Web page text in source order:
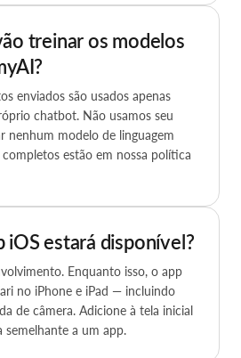
treinar os modelos
enviados são usados apenas
chatbot. Não usamos seu
nenhum modelo de linguagem
estão em nossa política
iOS estará disponível?
Enquanto isso, o app
no iPhone e iPad — incluindo
de câmera. Adicione à tela inicial
semelhante a um app.